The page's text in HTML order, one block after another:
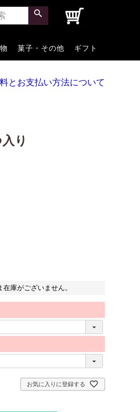
菓子・その他 ギフト
とお支払い方法について
り
庫がございません。
お気に入りに登録する